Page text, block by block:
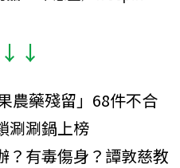
農藥殘留」68件不合
涮涮鍋上榜
？有毒傷身？譚敦慈教